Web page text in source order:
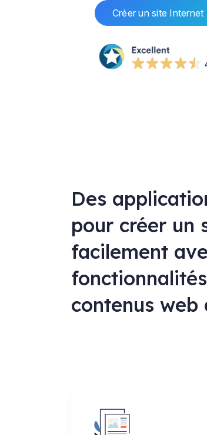
Créer un site Internet
Des
pour créer un
facilement
contenus web